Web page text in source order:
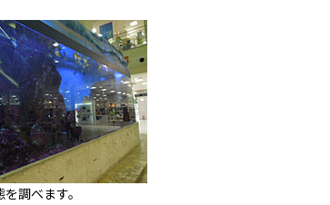
調べます。